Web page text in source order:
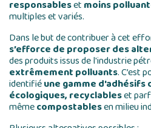
responsableset moins
multiples et variés.
Dans le but de contribuer à cet
s’efforce de proposer des
des produits issus de l'industrie
extrêmement polluants. C’est
identifiéune gamme d'adhésifs
écologiques, recyclableset
mêmecompostablesen milieu